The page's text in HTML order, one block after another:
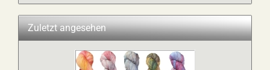
Zuletzt angesehen